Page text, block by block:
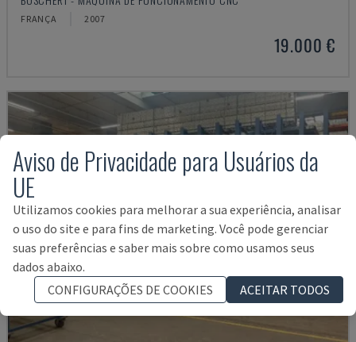
FRANÇA 2007
19.000 €
Aviso de Privacidade para Usuários da
UE
Utilizamos cookies para melhorar a sua experiência, analisar
o uso do site e para fins de marketing. Você pode gerenciar
suas preferências e saber mais sobre como usamos seus
dados abaixo.
CONFIGURAÇÕES DE COOKIES
ACEITAR TODOS